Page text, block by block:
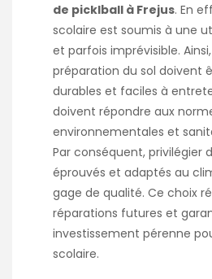
de picklball à Frejus. En
scolaire est soumis à une
et parfois imprévisible.
préparation du sol doivent
durables et faciles à
doivent répondre aux
environnementales et
Par conséquent, privilégier
éprouvés et adaptés au
gage de qualité. Ce choix
réparations futures et
investissement pérenne
scolaire.